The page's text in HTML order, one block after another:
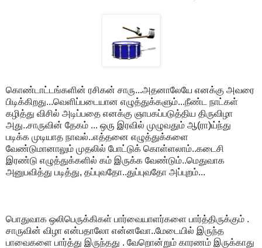
கொண்டாட்டங்களின் ரசிகன் சாரு...அதனாலேயே எனக்கு அவரை
பிடிக்கிறது...வெளிப்படையான எழுத்துக்களும்...நீண்ட நாட்கள்
கழித்து விசில் அடிப்பதை எனக்கு ஞாபகப்படுத்திய திருவிழா
அது..சாருவின் தேகம் ... ஒரு இரவில் முழுவதும் ஆ(ரா)ய்ந்து
படிக்க முடியாத நாவல்..எத்தனை எழுத்துக்களை
வேண்டுமானாலும் முதலில் போட்டுக் கொள்ளலாம்..கடைசி
இரண்டு எழுத்துக்களில் கம் இருக்க வேண்டும்..மெதுவாக
அனுபவித்து படித்து, தப்புவதோ..துப்புவதோ அப்புறம்...
பொதுவாக ஒலிபெருக்கிகள் பார்வையாளர்களை பார்த்திருக்கும் .
சாருவின் விழா என்பதாலோ என்னவோ..மேடையில் இருந்த
பாவைகளை பார்த்து இருந்தது . வேறொன்றும் காரணம் இருக்காது